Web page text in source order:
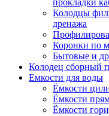
прокладки
Колодцы
дренажа
Коронки по
Бытовые и
Колодец сборный
Емкости для воды
Ёмкости
Ёмкости
Ёмкости